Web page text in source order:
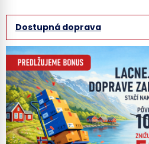
Dostupná doprava